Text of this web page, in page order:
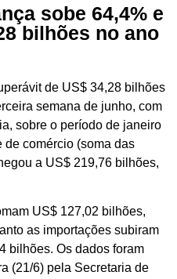
sobe 64,4% e
bilhões no ano
de US$ 34,28 bilhões
semana de junho, com
sobre o período de janeiro
de comércio (soma das
a US$ 219,76 bilhões,
US$ 127,02 bilhões,
as importações subiram
bilhões. Os dados foram
(21/6) pela Secretaria de